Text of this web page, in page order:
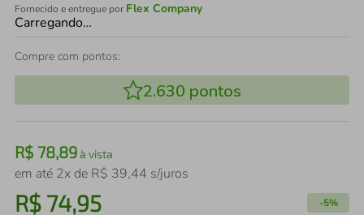
Fornecido e entregue por Flex Company
Carregando…
Compre com pontos:
2.630 pontos
R$ 78,89à vista
em até 2x de R$ 39,44 s/juros
R$ 74,95 -5%